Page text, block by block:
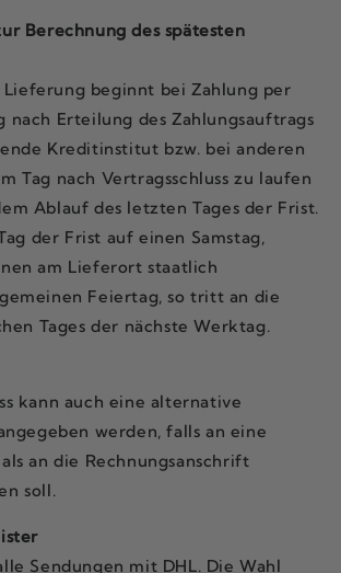
Berechnung des spätesten
beginnt bei Zahlung per
nach Erteilung des Zahlungsauftrags
Kreditinstitut bzw. bei anderen
Tag nach Vertragsschluss zu laufen
Ablauf des letzten Tages der Frist.
der Frist auf einen Samstag,
am Lieferort staatlich
Feiertag, so tritt an die
Tages der nächste Werktag.
kann auch eine alternative
werden, falls an eine
an die Rechnungsanschrift
soll.
Sendungen mit DHL. Die Wahl